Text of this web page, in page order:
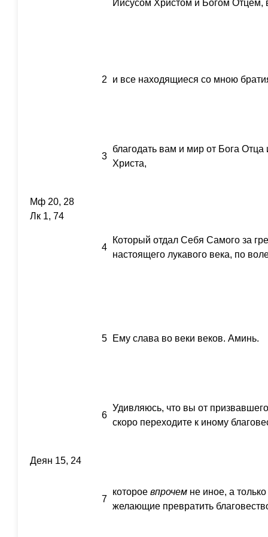
Иисусом Христом и Богом Отцем,
2 и все находящиеся со мною
3
благодать вам и мир от Бога
Христа,
Мф 20, 28
Лк 1, 74
4
Который отдал Себя Самого за
настоящего лукавого века, по
5 Ему слава во веки веков. Аминь.
6
Удивляюсь, что вы от
скоро переходите к иному
Деян 15, 24
7
которое впрочем не иное, а
желающие превратить